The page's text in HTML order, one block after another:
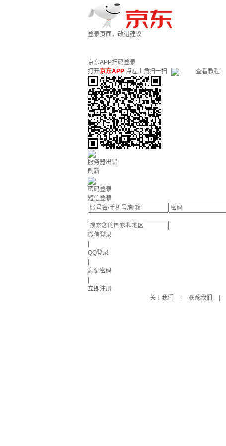
登录页面，改进建议
京东APP扫码登录
打开京东APP 点左上角扫一扫 查看教程
服务器出错
刷新
密码登录
短信登录
微信登录
QQ登录
忘记密码
立即注册
关于我们
联系我们